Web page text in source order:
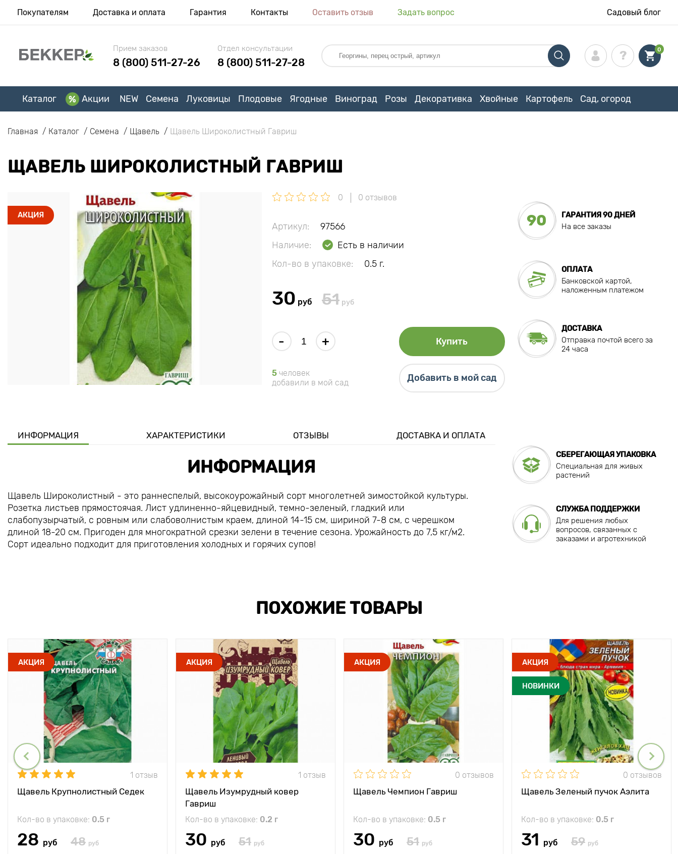
Покупателям Доставка и оплата Гарантия Контакты Оставить отзыв Задать вопрос Садовый блог
Прием заказов
8 (800) 511-27-26
Отдел консультации
8 (800) 511-27-28
0
Каталог Акции NEW Семена Луковицы Плодовые Ягодные Виноград Розы Декоративка Хвойные Картофель Сад, огород
Главная Каталог Семена Щавель Щавель Широколистный Гавриш
ЩАВЕЛЬ ШИРОКОЛИСТНЫЙ ГАВРИШ
АКЦИЯ
0 0 отзывов
Артикул:
97566
Наличие:
Есть в наличии
Кол-во в упаковке:
0.5 г.
30 руб 51 руб
- + Купить
5 человек
добавили в мой сад
Добавить в мой сад
90
ГАРАНТИЯ 90 ДНЕЙ
На все заказы
ОПЛАТА
Банковской картой,
наложенным платежом
ДОСТАВКА
Отправка почтой всего за
24 часа
ИНФОРМАЦИЯ ХАРАКТЕРИСТИКИ ОТЗЫВЫ ДОСТАВКА И ОПЛАТА
ИНФОРМАЦИЯ
Щавель Широколистный - это раннеспелый, высокоурожайный сорт многолетней зимостойкой культуры.
Розетка листьев прямостоячая. Лист удлиненно-яйцевидный, темно-зеленый, гладкий или
слабопузырчатый, с ровным или слабоволнистым краем, длиной 14-15 см, шириной 7-8 см, с черешком
длиной 18-20 см. Пригоден для многократной срезки зелени в течение сезона. Урожайность до 7,5 кг/м2.
Сорт идеально подходит для приготовления холодных и горячих супов!
СБЕРЕГАЮЩАЯ УПАКОВКА
Специальная для живых
растений
СЛУЖБА ПОДДЕРЖКИ
Для решения любых
вопросов, связанных с
заказами и агротехникой
ПОХОЖИЕ ТОВАРЫ
АКЦИЯ
1 отзыв
Щавель Крупнолистный Седек
Кол-во в упаковке: 0.5 г
28 руб 48 руб
АКЦИЯ
1 отзыв
Щавель Изумрудный ковер
Гавриш
Кол-во в упаковке: 0.2 г
30 руб 51 руб
АКЦИЯ
0 отзывов
Щавель Чемпион Гавриш
Кол-во в упаковке: 0.5 г
30 руб 51 руб
АКЦИЯ
НОВИНКИ
0 отзывов
Щавель Зеленый пучок Аэлита
Кол-во в упаковке: 0.5 г
31 руб 59 руб